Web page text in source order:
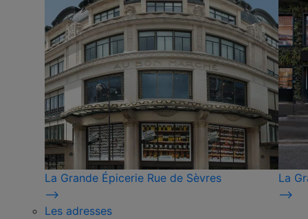
La Grande Épicerie Rue de Sèvres
⟶
La
⟶
Les adresses